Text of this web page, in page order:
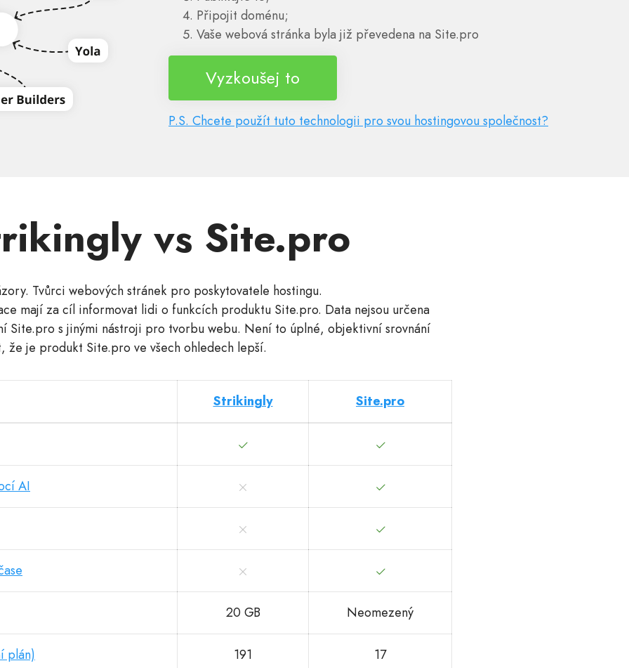
Připojit doménu;
Vaše webová stránka byla již převedena na Site.pro
Vyzkoušej to
P.S. Chcete použít tuto technologii pro svou hostingovou společnost?
vs Site.pro
Tvůrci webových stránek pro poskytovatele hostingu.
mají za cíl informovat lidi o funkcích produktu Site.pro. Data nejsou určena
Site.pro s jinými nástroji pro tvorbu webu. Není to úplné, objektivní srovnání
že je produkt Site.pro ve všech ohledech lepší.
Strikingly Site.pro
AI
20 GB Neomezený
plán) 191 17